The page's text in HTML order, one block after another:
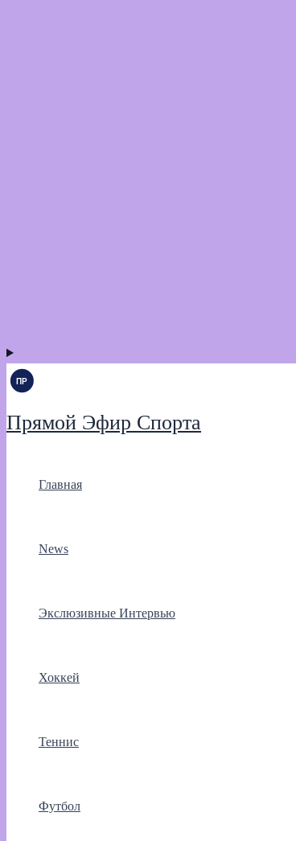
Прямой Эфир Спорта
Главная
News
Экслюзивные Интервью
Хоккей
Теннис
Футбол